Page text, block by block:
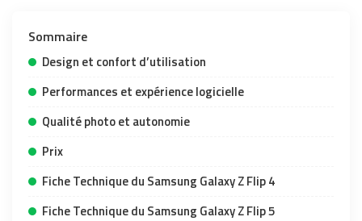
Sommaire
Design et confort d’utilisation
Performances et expérience logicielle
Qualité photo et autonomie
Prix
Fiche Technique du Samsung Galaxy Z Flip 4
Fiche Technique du Samsung Galaxy Z Flip 5